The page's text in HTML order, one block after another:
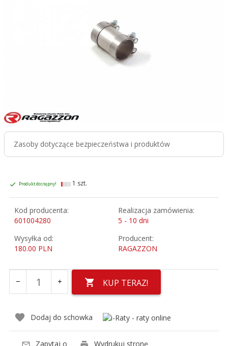
Zasoby dotyczące bezpieczeństwa i produktów
Produkt dostępny! 1 szt.
Kod producenta:
601004280
Realizacja zamówienia:
5 - 10 dni
Wysyłka od:
180.00 PLN
Producent:
RAGAZZON
KUP TERAZ!
Dodaj do schowka
Zapytaj o
Wydrukuj stronę